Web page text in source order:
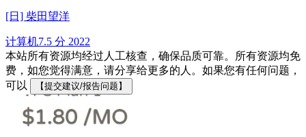
[日] 柴田望洋
计算机7.5 分 2022
本站所有资源均经过人工核查，确保品质可靠。所有资源均免
费，如您觉得满意，请分享给更多的人。如果您有任何问题，
可以
【提交建议/报告问题】